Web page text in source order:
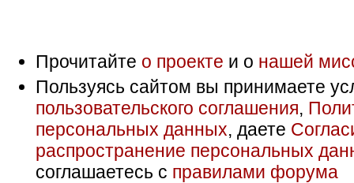
Прочитайте о проекте и о нашей
Пользуясь сайтом вы принимаете
пользовательского соглашения,
персональных данных, даете
распространение персональных
соглашаетесь с правилами форума